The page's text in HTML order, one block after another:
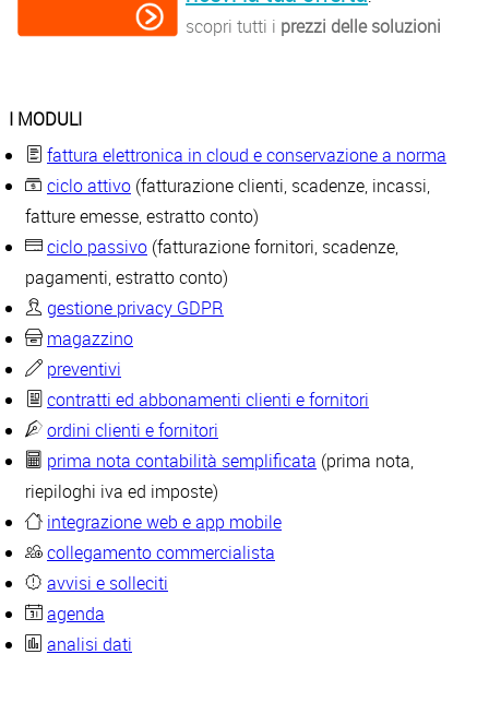
scopri tutti i prezzi delle soluzioni
I MODULI
fattura elettronica in cloud e conservazione a norma
ciclo attivo (fatturazione clienti, scadenze, incassi,
fatture emesse, estratto conto)
ciclo passivo (fatturazione fornitori, scadenze,
pagamenti, estratto conto)
gestione privacy GDPR
magazzino
preventivi
contratti ed abbonamenti clienti e fornitori
ordini clienti e fornitori
prima nota contabilità semplificata (prima nota,
riepiloghi iva ed imposte)
integrazione web e app mobile
collegamento commercialista
avvisi e solleciti
agenda
analisi dati